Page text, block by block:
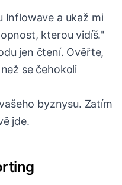
Inflowave a ukaž mi
kterou vidíš."
jen čtení. Ověřte,
se čehokoli
byznysu. Zatím
jde.